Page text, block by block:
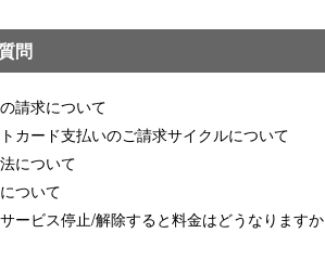
問
請求について
カード支払いのご請求サイクルについて
について
ついて
ービス停止/解除すると料金はどうなりますか